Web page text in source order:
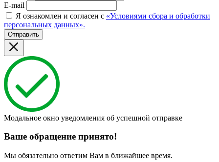
E-mail
Я ознакомлен и согласен с «Условиями сбора и обработки
персональных данных».
Отправить
Модальное окно уведомления об успешной отправке
Ваше обращение принято!
Мы обязательно ответим Вам в ближайшее время.